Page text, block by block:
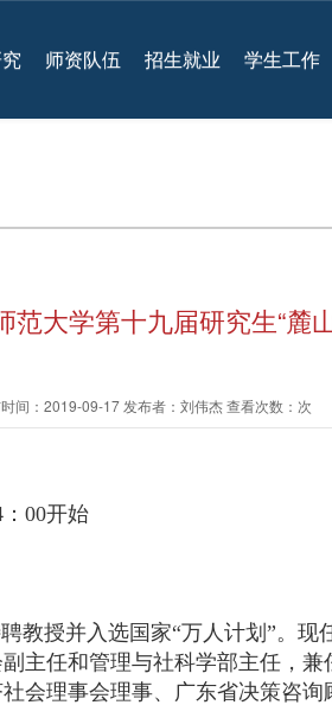
师资队伍 招生就业 学生工作
大学第十九届研究生“麓
间：2019-09-17 发布者：刘伟杰 查看次数：次
00开始
教授并入选国家“万人计划”。
主任和管理与社科学部主任，
会理事会理事、广东省决策咨